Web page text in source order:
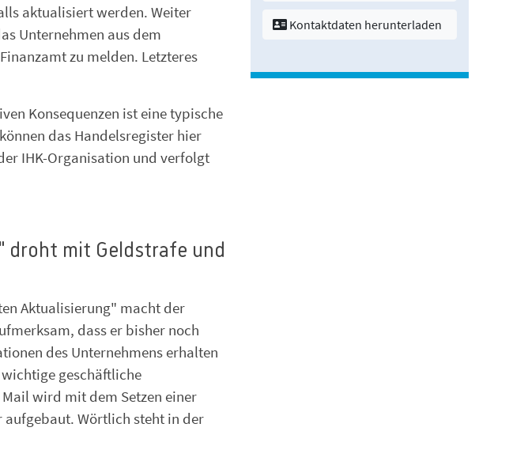
aktualisiert werden. Weiter
Unternehmen aus dem
zu melden. Letzteres
Konsequenzen ist eine typische
das Handelsregister hier
IHK-Organisation und verfolgt
droht mit Geldstrafe und
Aktualisierung" macht der
dass er bisher noch
des Unternehmens erhalten
geschäftliche
wird mit dem Setzen einer
aufgebaut. Wörtlich steht in der
Kontaktdaten herunterladen